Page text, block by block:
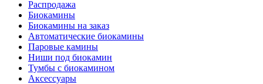
Распродажа
Биокамины
Биокамины на заказ
Автоматические биокамины
Паровые камины
Ниши под биокамин
Тумбы с биокамином
Аксессуары